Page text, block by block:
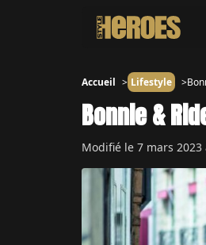
Accueil Lifestyle
Bonnie &
Modifié le 7 mars 2023